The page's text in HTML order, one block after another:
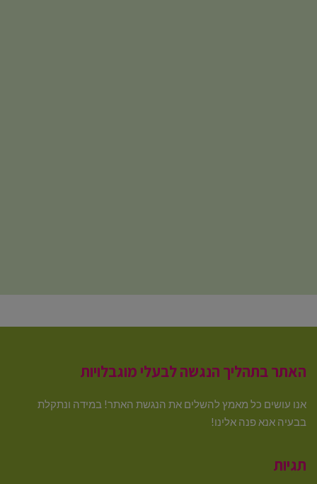
האתר בתהליך הנגשה לבעלי מוגבלויות
אנו עושים כל מאמץ להשלים את הנגשת האתר! במידה ונתקלת
בבעיה אנא פנה אלינו!
תגיות